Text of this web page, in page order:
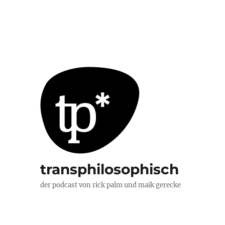
transphilosophisch
der podcast von rick palm und maik gerecke